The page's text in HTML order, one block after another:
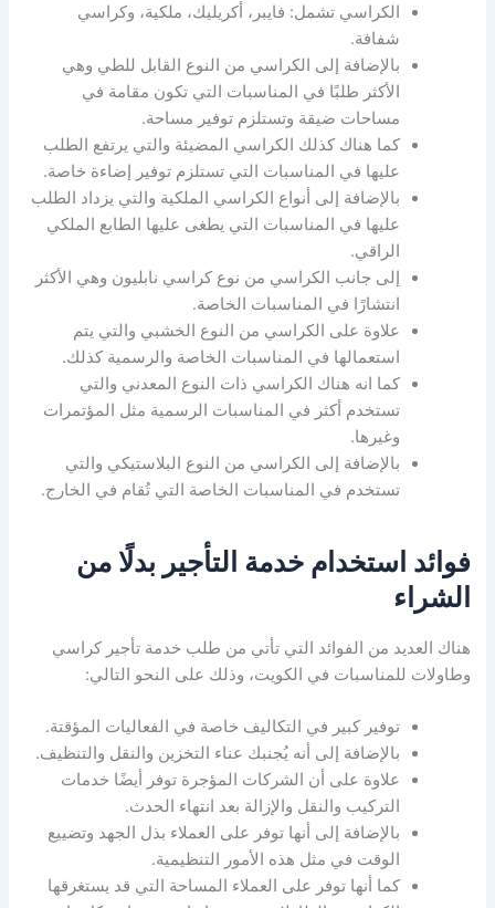
الكراسي تشمل: فايبر، أكريليك، ملكية، وكراسي
شفافة.
بالإضافة إلى الكراسي من النوع القابل للطي وهي
الأكثر طلبًا في المناسبات التي تكون مقامة في
مساحات ضيقة وتستلزم توفير مساحة.
كما هناك كذلك الكراسي المضيئة والتي يرتفع الطلب
عليها في المناسبات التي تستلزم توفير إضاءة خاصة.
بالإضافة إلى أنواع الكراسي الملكية والتي يزداد الطلب
عليها في المناسبات التي يطغى عليها الطابع الملكي
الراقي.
إلى جانب الكراسي من نوع كراسي نابليون وهي الأكثر
انتشارًا في المناسبات الخاصة.
علاوة على الكراسي من النوع الخشبي والتي يتم
استعمالها في المناسبات الخاصة والرسمية كذلك.
كما انه هناك الكراسي ذات النوع المعدني والتي
تستخدم أكثر في المناسبات الرسمية مثل المؤتمرات
وغيرها.
بالإضافة إلى الكراسي من النوع البلاستيكي والتي
تستخدم في المناسبات الخاصة التي تُقام في الخارج.
فوائد استخدام خدمة التأجير بدلًا من
الشراء
هناك العديد من الفوائد التي تأتي من طلب خدمة تأجير كراسي
وطاولات للمناسبات في الكويت، وذلك على النحو التالي:
توفير كبير في التكاليف خاصة في الفعاليات المؤقتة.
بالإضافة إلى أنه يُجنبك عناء التخزين والنقل والتنظيف.
علاوة على أن الشركات المؤجرة توفر أيضًا خدمات
التركيب والنقل والإزالة بعد انتهاء الحدث.
بالإضافة إلى أنها توفر على العملاء بذل الجهد وتضييع
الوقت في مثل هذه الأمور التنظيمية.
كما أنها توفر على العملاء المساحة التي قد يستغرقها